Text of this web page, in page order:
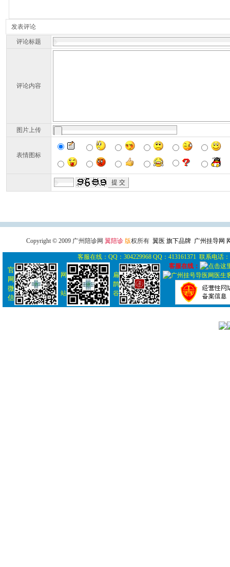
发表评论
评论标题
评论内容
图片上传
表情图标
Copyright © 2009 广州陪诊网 翼陪诊 版权所有 翼医 旗下品牌 广州挂导网
客服在线：QQ：304229968 QQ：413161371 联系电话
官
网
微
信
网
站
扁
鹊
谷
客服在线：